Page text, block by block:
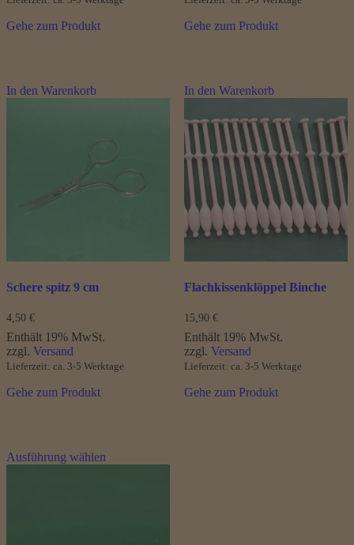
Gehe zum Produkt Gehe zum Produkt
In den Warenkorb
Schere spitz 9 cm
4,50 €
Enthält 19% MwSt.
zzgl. Versand
Lieferzeit: ca. 3-5 Werktage
Gehe zum Produkt
In den Warenkorb
Flachkissenklöppel Binche
15,90 €
Enthält 19% MwSt.
zzgl. Versand
Lieferzeit: ca. 3-5 Werktage
Gehe zum Produkt
Ausführung wählenProdukt